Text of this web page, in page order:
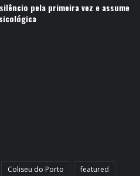
pela primeira vez e assume
Coliseu do Porto
featured